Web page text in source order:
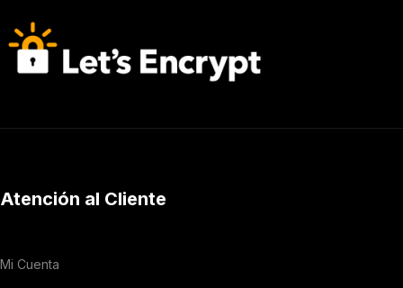
Atención al Cliente
Mi Cuenta